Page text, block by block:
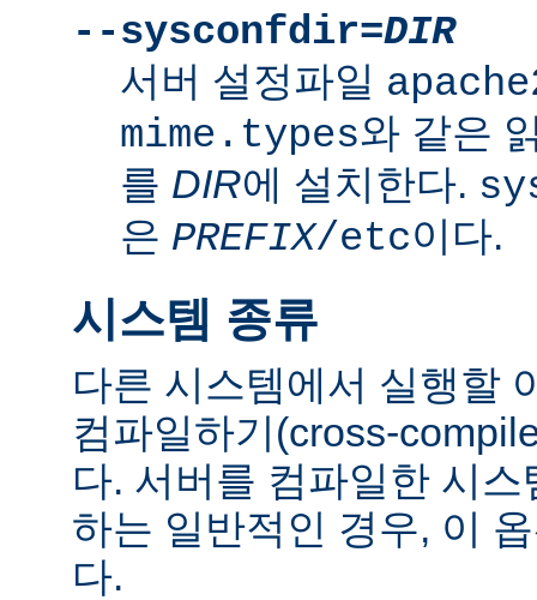
--sysconfdir=DIR
서버 설정파일
mime.types와 같은
를 DIR에 설치한다.
은 PREFIX/etc이다.
시스템 종류
다른 시스템에서 실행할
컴파일하기(cross-
다. 서버를 컴파일한 시
하는 일반적인 경우, 이
다.